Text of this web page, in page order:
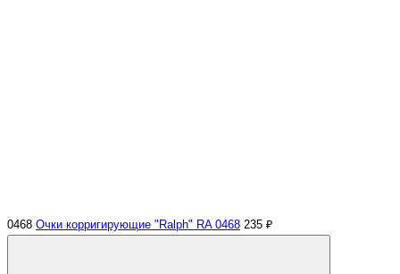
0468 Очки корригирующие "Ralph" RA 0468 235 ₽